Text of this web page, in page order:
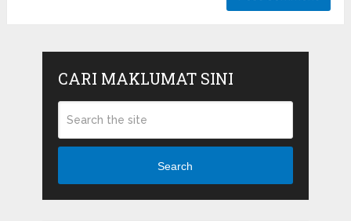
CARI MAKLUMAT SINI
Search